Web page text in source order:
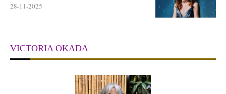
28-11-2025
VICTORIA OKADA